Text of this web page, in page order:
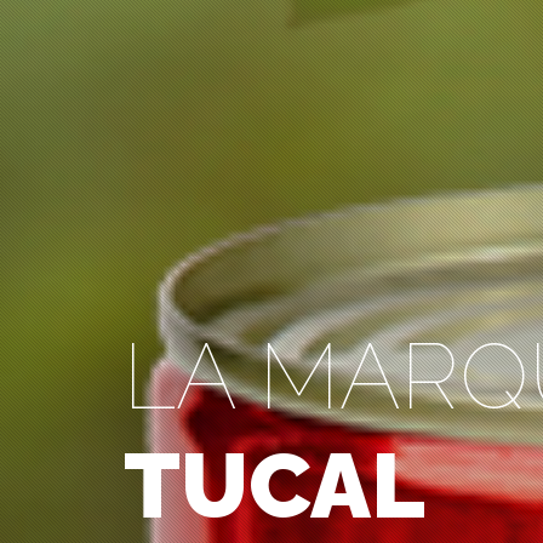
LA
TUCAL